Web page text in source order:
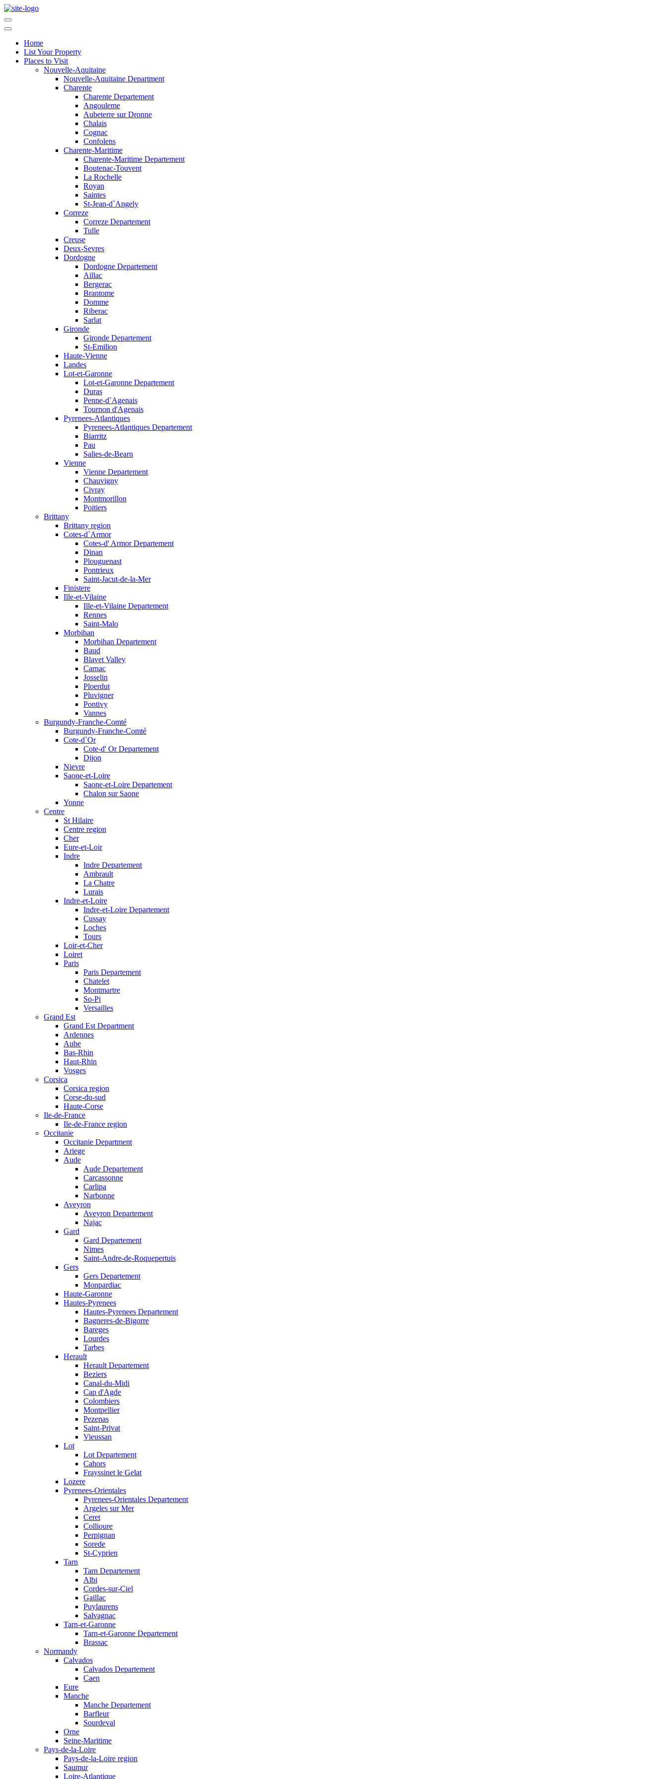
Home
List Your Property
Places to Visit
Nouvelle-Aquitaine
Nouvelle-Aquitaine Department
Charente
Charente Departement
Angouleme
Aubeterre sur Dronne
Chalais
Cognac
Confolens
Charente-Maritime
Charente-Maritime Departement
Boutenac-Touvent
La Rochelle
Royan
Saintes
St-Jean-d`Angely
Correze
Correze Departement
Tulle
Creuse
Deux-Sevres
Dordogne
Dordogne Departement
Aillac
Bergerac
Brantome
Domme
Riberac
Sarlat
Gironde
Gironde Departement
St-Emilion
Haute-Vienne
Landes
Lot-et-Garonne
Lot-et-Garonne Departement
Duras
Penne-d`Agenais
Tournon d'Agenais
Pyrenees-Atlantiques
Pyrenees-Atlantiques Departement
Biarritz
Pau
Salies-de-Bearn
Vienne
Vienne Departement
Chauvigny
Civray
Montmorillon
Poitiers
Brittany
Brittany region
Cotes-d`Armor
Cotes-d' Armor Departement
Dinan
Plouguenast
Pontrieux
Saint-Jacut-de-la-Mer
Finistere
Ille-et-Vilaine
Ille-et-Vilaine Departement
Rennes
Saint-Malo
Morbihan
Morbihan Departement
Baud
Blavet Valley
Carnac
Josselin
Ploerdut
Pluvigner
Pontivy
Vannes
Burgundy-Franche-Comté
Burgundy-Franche-Comté
Cote-d`Or
Cote-d' Or Departement
Dijon
Nievre
Saone-et-Loire
Saone-et-Loire Departement
Chalon sur Saone
Yonne
Centre
St Hilaire
Centre region
Cher
Eure-et-Loir
Indre
Indre Departement
Ambrault
La Chatre
Lurais
Indre-et-Loire
Indre-et-Loire Departement
Cussay
Loches
Tours
Loir-et-Cher
Loiret
Paris
Paris Departement
Chatelet
Montmartre
So-Pi
Versailles
Grand Est
Grand Est Department
Ardennes
Aube
Bas-Rhin
Haut-Rhin
Vosges
Corsica
Corsica region
Corse-du-sud
Haute-Corse
Ile-de-France
Ile-de-France region
Occitanie
Occitanie Department
Ariege
Aude
Aude Departement
Carcassonne
Carlipa
Narbonne
Aveyron
Aveyron Departement
Najac
Gard
Gard Departement
Nimes
Saint-Andre-de-Roquepertuis
Gers
Gers Departement
Monpardiac
Haute-Garonne
Hautes-Pyrenees
Hautes-Pyrenees Departement
Bagneres-de-Bigorre
Bareges
Lourdes
Tarbes
Herault
Herault Departement
Beziers
Canal-du-Midi
Cap d'Agde
Colombiers
Montpellier
Pezenas
Saint-Privat
Vieussan
Lot
Lot Departement
Cahors
Frayssinet le Gelat
Lozere
Pyrenees-Orientales
Pyrenees-Orientales Departement
Argeles sur Mer
Ceret
Collioure
Perpignan
Sorede
St-Cyprien
Tarn
Tarn Departement
Albi
Cordes-sur-Ciel
Gaillac
Puylaurens
Salvagnac
Tarn-et-Garonne
Tarn-et-Garonne Departement
Brassac
Normandy
Calvados
Calvados Departement
Caen
Eure
Manche
Manche Departement
Barfleur
Sourdeval
Orne
Seine-Maritime
Pays-de-la-Loire
Pays-de-la-Loire region
Saumur
Loire-Atlantique